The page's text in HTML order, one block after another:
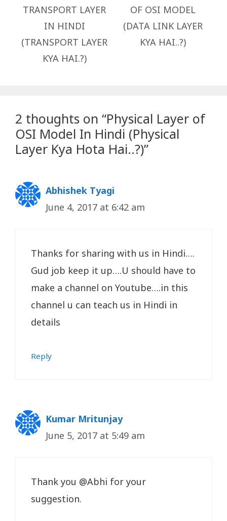
TRANSPORT LAYER
IN HINDI
(TRANSPORT LAYER
KYA HAI.?)
OF OSI MODEL
(DATA LINK LAYER
KYA HAI..?)
2 thoughts on “Physical Layer of
OSI Model In Hindi (Physical
Layer Kya Hota Hai..?)”
Abhishek Tyagi
June 4, 2017 at 6:42 am
Thanks for sharing with us in Hindi….
Gud job keep it up….U should have to
make a channel on Youtube….in this
channel u can teach us in Hindi in
details
Reply
Kumar Mritunjay
June 5, 2017 at 5:49 am
Thank you @Abhi for your
suggestion.